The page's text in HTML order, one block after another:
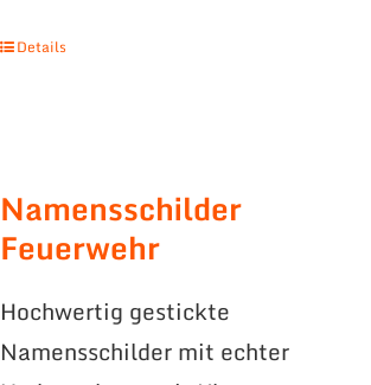
Details
Namensschilder
Feuerwehr
Hochwertig gestickte
Namensschilder mit echter